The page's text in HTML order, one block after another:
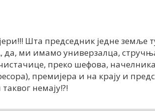
Шта председник једне земље
да, ми имамо универзалца,
преко шефова,
премијера и на крају и
немају!?!